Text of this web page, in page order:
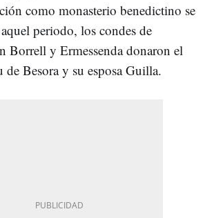
como monasterio benedictino se
periodo, los condes de
Borrell y Ermessenda donaron el
Besora y su esposa Guilla.